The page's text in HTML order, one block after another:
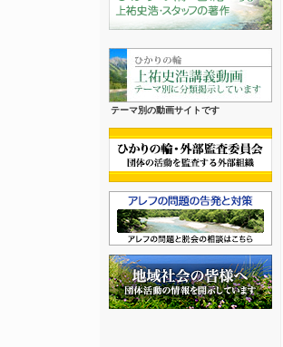
テーマ別の動画サイトです